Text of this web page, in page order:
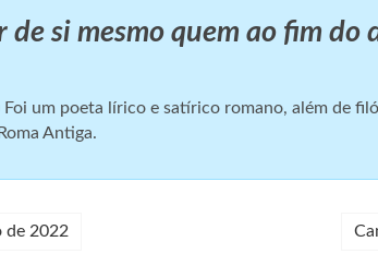
de si mesmo quem ao fim do
Foi um poeta lírico e satírico romano, além de
Antiga.
de 2022